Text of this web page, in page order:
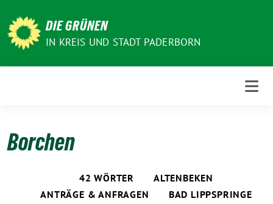
zum
Inhalt
DIE GRÜNEN
IN KREIS UND STADT PADERBORN
Borchen
42 WÖRTER
ALTENBEKEN
ANTRÄGE & ANFRAGEN
BAD LIPPSPRINGE